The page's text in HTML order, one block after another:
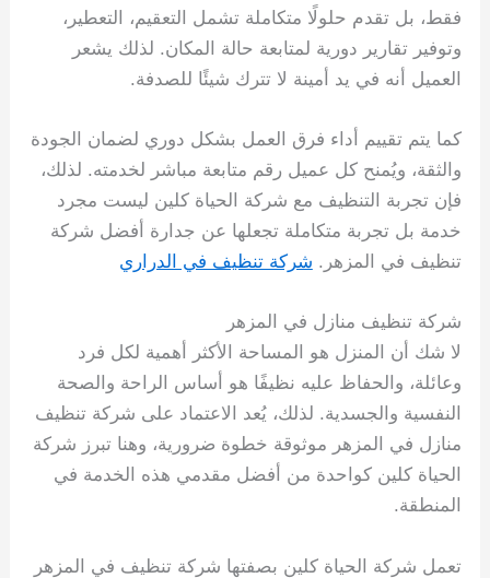
فقط، بل تقدم حلولًا متكاملة تشمل التعقيم، التعطير،
وتوفير تقارير دورية لمتابعة حالة المكان. لذلك يشعر
العميل أنه في يد أمينة لا تترك شيئًا للصدفة.
كما يتم تقييم أداء فرق العمل بشكل دوري لضمان الجودة
والثقة، ويُمنح كل عميل رقم متابعة مباشر لخدمته. لذلك،
فإن تجربة التنظيف مع شركة الحياة كلين ليست مجرد
خدمة بل تجربة متكاملة تجعلها عن جدارة أفضل شركة
تنظيف في المزهر. شركة تنظيف في الدراري
شركة تنظيف منازل في المزهر
لا شك أن المنزل هو المساحة الأكثر أهمية لكل فرد
وعائلة، والحفاظ عليه نظيفًا هو أساس الراحة والصحة
النفسية والجسدية. لذلك، يُعد الاعتماد على شركة تنظيف
منازل في المزهر موثوقة خطوة ضرورية، وهنا تبرز شركة
الحياة كلين كواحدة من أفضل مقدمي هذه الخدمة في
المنطقة.
تعمل شركة الحياة كلين بصفتها شركة تنظيف في المزهر